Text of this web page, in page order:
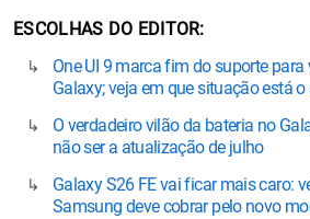
ESCOLHAS DO EDITOR
One UI 9 marca fim do suporte para
Galaxy; veja em que situação está o
O verdadeiro vilão da bateria no
não ser a atualização de julho
Galaxy S26 FE vai ficar mais caro:
Samsung deve cobrar pelo novo